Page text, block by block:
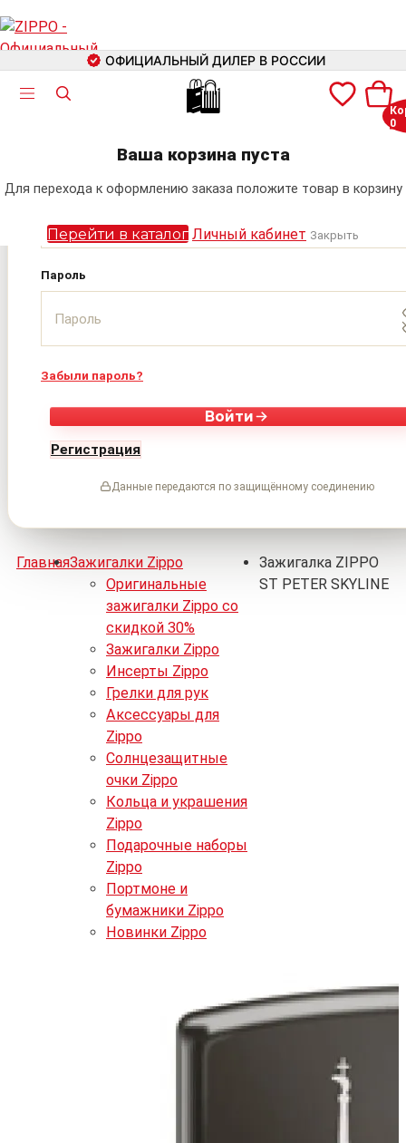
0
ОФИЦИАЛЬНЫЙ ДИЛЕР В РОССИИ
🛍
Ваша корзина пуста
Для перехода к оформлению заказа положите товар в корзину
Перейти в каталог Личный кабинет Закрыть
Пароль
Забыли пароль?
Войти
Регистрация
Данные передаются по защищённому соединению
ГлавнаяЗажигалки Zippo
Оригинальные
зажигалки Zippo со
скидкой 30%
Зажигалки Zippo
Инсерты Zippo
Грелки для рук
Аксессуары для
Zippo
Солнцезащитные
очки Zippo
Кольца и украшения
Zippo
Подарочные наборы
Zippo
Портмоне и
бумажники Zippo
Новинки Zippo
Зажигалка ZIPPO
ST PETER SKYLINE